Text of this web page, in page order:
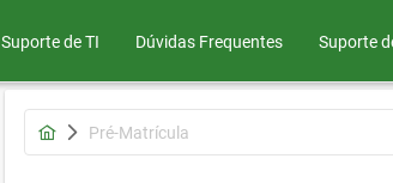
Suporte de TI Dúvidas Frequentes Suporte
Pré-Matrícula